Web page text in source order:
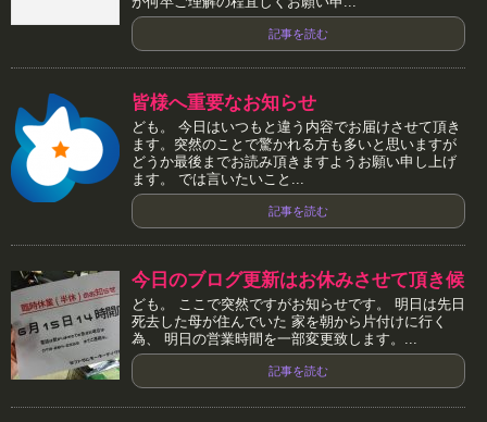
記事を読む
皆様へ重要なお知らせ
ども。 今日はいつもと違う内容でお届けさせて頂き
ます。突然のことで驚かれる方も多いと思いますが
どうか最後までお読み頂きますようお願い申し上げ
ます。 では言いたいこと...
記事を読む
今日のブログ更新はお休みさせて頂き候
ども。 ここで突然ですがお知らせです。 明日は先日
死去した母が住んでいた 家を朝から片付けに行く
為、 明日の営業時間を一部変更致します。...
記事を読む